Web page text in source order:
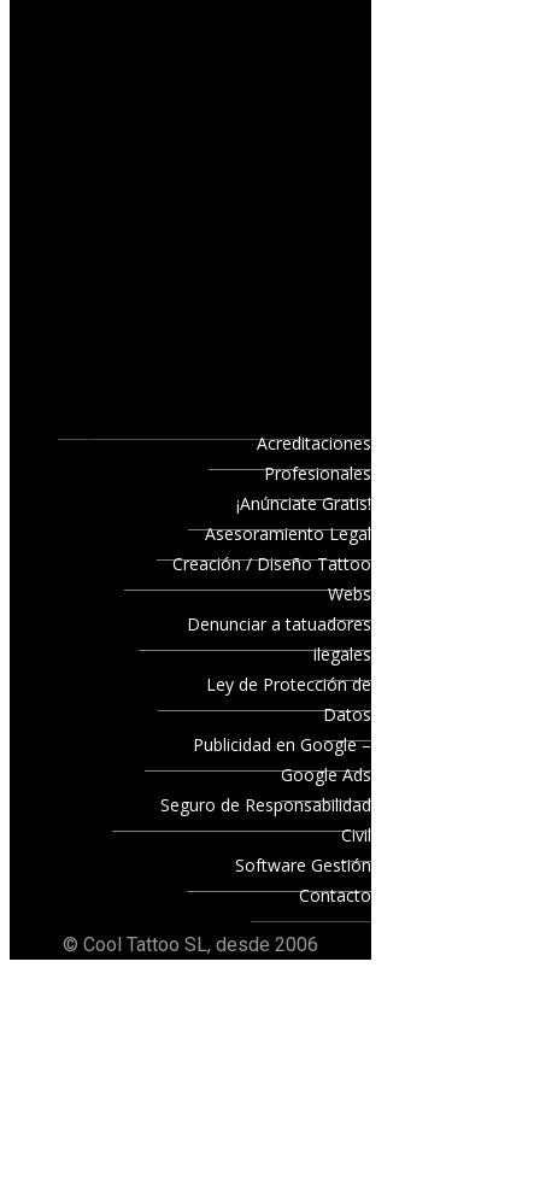
Acreditaciones
Profesionales
¡Anúnciate Gratis!
Asesoramiento Legal
Creación / Diseño Tattoo
Webs
Denunciar a tatuadores
ilegales
Ley de Protección de
Datos
Publicidad en Google –
Google Ads
Seguro de Responsabilidad
Civil
Software Gestión
Contacto
© Cool Tattoo SL, desde 2006